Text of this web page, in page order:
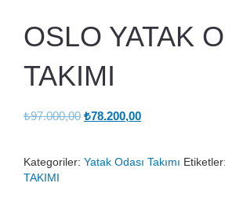
OSLO YATAK
TAKIMI
₺97.000,00 Orijinal
₺78.200,00Şu
₺78.200,00.
Kategoriler: Yatak Odası Takımı Etiketler:
TAKIMI